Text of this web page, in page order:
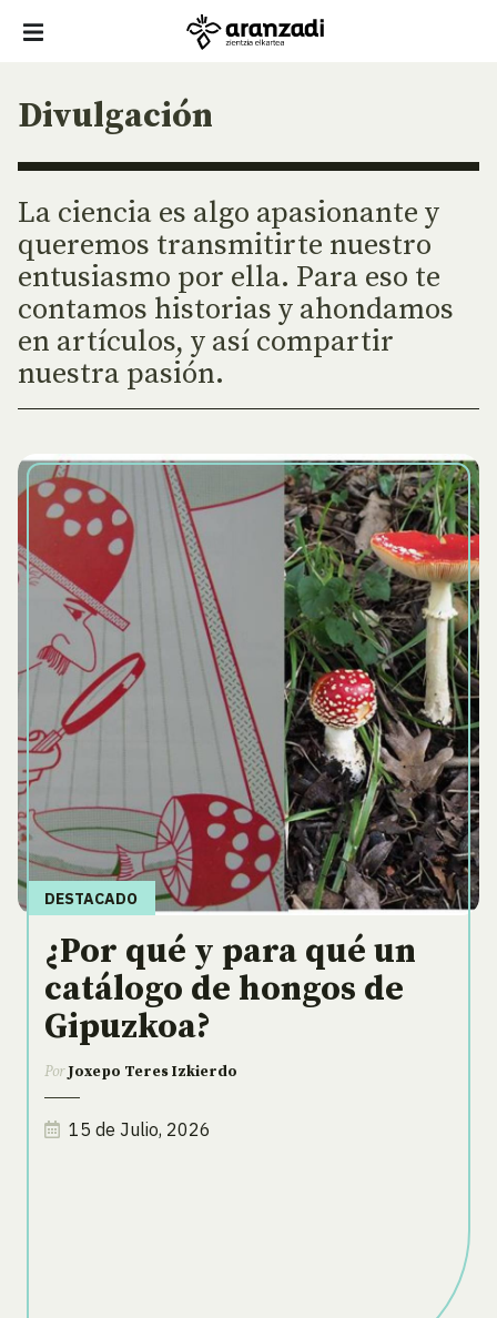
Divulgación
La ciencia es algo apasionante y
queremos transmitirte nuestro
entusiasmo por ella. Para eso te
contamos historias y ahondamos
en artículos, y así compartir
nuestra pasión.
DESTACADO
¿Por qué y para qué un
catálogo de hongos de
Gipuzkoa?
PorJoxepo Teres Izkierdo
15 de Julio, 2026